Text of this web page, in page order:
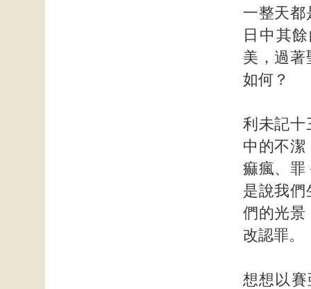
一整天都
日中其
美，過著
如何？
利未記十
中的不潔
痲瘋、罪
是說我們
們的光景
改認罪。
想想以